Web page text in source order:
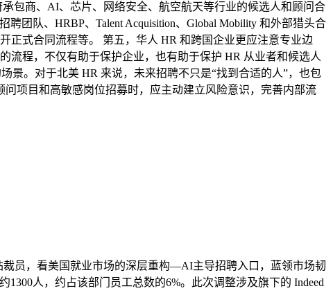
包商、AI、芯片、网络安全、航空航天等行业的候选人和顾问合
团队、HRBP、Talent Acquisition、Global Mobility 和外部猎头合
正式合同流程等。 第五，华人 HR 和跨国企业更应注意专业边
流程，不仅有助于保护企业，也有助于保护 HR 从业者和候选人
景。对于北美 HR 来说，未来招聘不只是“找到合适的人”，也包
项目和高敏感岗位招募时，应主动建立风险意识，完善内部流
裁员，看美国就业市场的深层重构—AI主导招聘入口，蓝领市场韧
人，约占该部门员工总数的6%。此次调整涉及旗下的 Indeed